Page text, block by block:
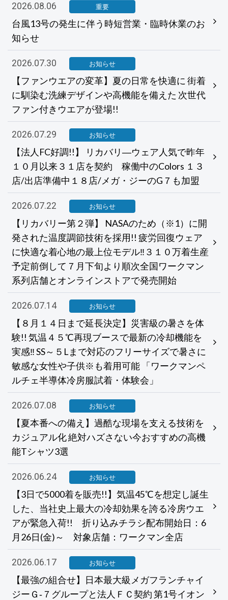
2026.08.06 重要
台風13号の発生に伴う時短営業・臨時休業のお
知らせ
2026.07.30 お知らせ
【ファンウエアの変革】夏の日常を快適に 街着
に馴染む洗練デザインや高機能を備えた 次世代
ファン付きウエアが登場!!
2026.07.29 お知らせ
【法人FC好調!!】 リカバリ―ウェア人気で昨年
１０月以来３１店を契約 稼働中のColors １３
店/出店準備中１８店/メガ・ジーのG７も加盟
2026.07.22 お知らせ
【リカバリー第２弾】 NASAのため（※1）に開
発された温度調節技術を採用!! 疲労回復ウェア
に快適な着心地の最上位モデル‼３１０万着生産
予定前倒して７月下旬より順次全国ワークマン
系列店舗とオンラインストアで発売開始
2026.07.14 お知らせ
【８月１４日まで延長決定】災害級の暑さを体
験!! 気温４５℃再現ブースで最新の冷却機能を
実感‼ SS～５Lまで対応のフリーサイズで暑さに
敏感な女性や子供※も着用可能 「ワークマンペ
ルチェ半導体冷房服試着・体験会」
2026.07.08 お知らせ
【夏本番への備え】過酷な現場を支える技術を
カジュアル化 絶対ハズさない今おすすめの高機
能Tシャツ3選
2026.06.24 お知らせ
【3日で5000着を販売!!】気温45℃を想定し誕生
した、当社史上最大の冷却効果を誇る冷房ウエ
アが緊急入荷!! 折り込みチラシ配布開始日：6
月26日(金)～ 対象店舗：ワークマン全店
2026.06.17 お知らせ
【最強の組合せ】日本最大級メガフランチャイ
ジーＧ‐７グループと法人ＦＣ契約 第1号イオン